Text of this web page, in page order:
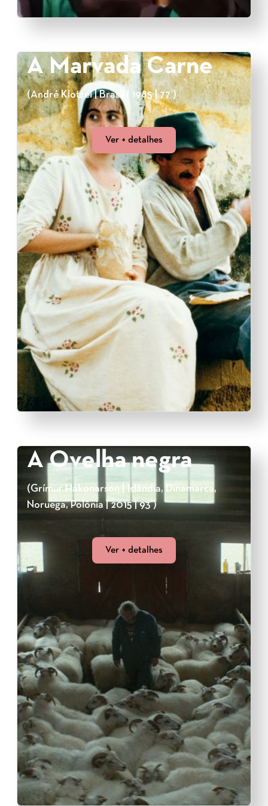
A Marvada Carne
(André Klotzel | Brasil | 1985 | 77’)
Ver + detalhes
A Ovelha negra
(Grímur Hákonarson | Islândia, Dinamarca,
Noruega, Polônia | 2015 | 93’)
Ver + detalhes